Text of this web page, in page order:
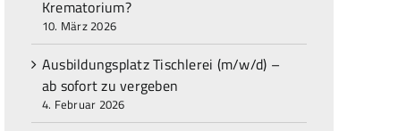
Krematorium?
10. März 2026
Ausbildungsplatz Tischlerei (m/w/d) –
ab sofort zu vergeben
4. Februar 2026